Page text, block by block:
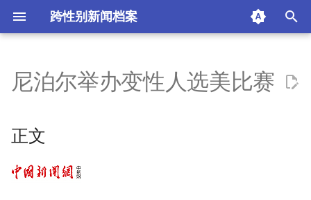
跨性别新闻档案
i
a
正文
摘要与附加信息
附加信息 [Processed Page
Metadata]
尼泊尔举办变性人选美比赛
正文